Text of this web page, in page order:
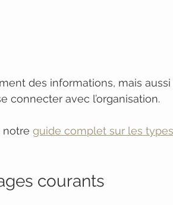
des informations, mais
connecter avec l’organisation.
notre guide complet sur les
courants